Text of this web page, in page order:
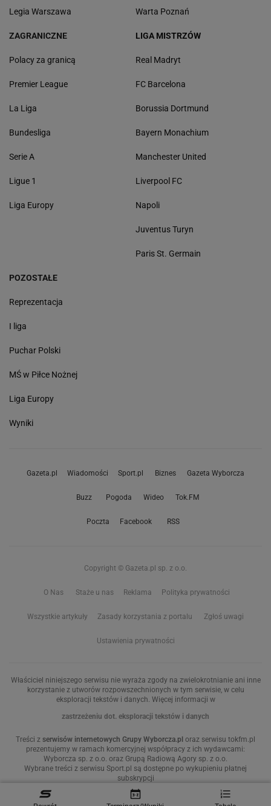
Legia Warszawa Warta Poznań
ZAGRANICZNE
Polacy za granicą
Premier League
La Liga
Bundesliga
Serie A
Ligue 1
Liga Europy
LIGA MISTRZÓW
Real Madryt
FC Barcelona
Borussia Dortmund
Bayern Monachium
Manchester United
Liverpool FC
Napoli
Juventus Turyn
Paris St. Germain
POZOSTAŁE
Reprezentacja
I liga
Puchar Polski
MŚ w Piłce Nożnej
Liga Europy
Wyniki
Gazeta.pl Wiadomości Sport.pl Biznes Gazeta Wyborcza
Buzz Pogoda Wideo Tok.FM
Poczta Facebook RSS
Copyright © Gazeta.pl sp. z o.o.
O Nas Staże u nas Reklama Polityka prywatności
Wszystkie artykuły Zasady korzystania z portalu Zgłoś uwagi
Ustawienia prywatności
Właściciel niniejszego serwisu nie wyraża zgody na zwielokrotnianie ani inne
korzystanie z utworów rozpowszechnionych w tym serwisie, w celu
eksploracji tekstów i danych. Więcej informacji w
zastrzeżeniu dot. eksploracji tekstów i danych
Treści z serwisów internetowych Grupy Wyborcza.pl oraz serwisu tokfm.pl
prezentujemy w ramach komercyjnej współpracy z ich wydawcami:
Wyborcza sp. z o.o. oraz Grupą Radiową Agory sp. z o.o.
Wybrane treści z serwisu Sport.pl są dostępne po wykupieniu płatnej
subskrypcji